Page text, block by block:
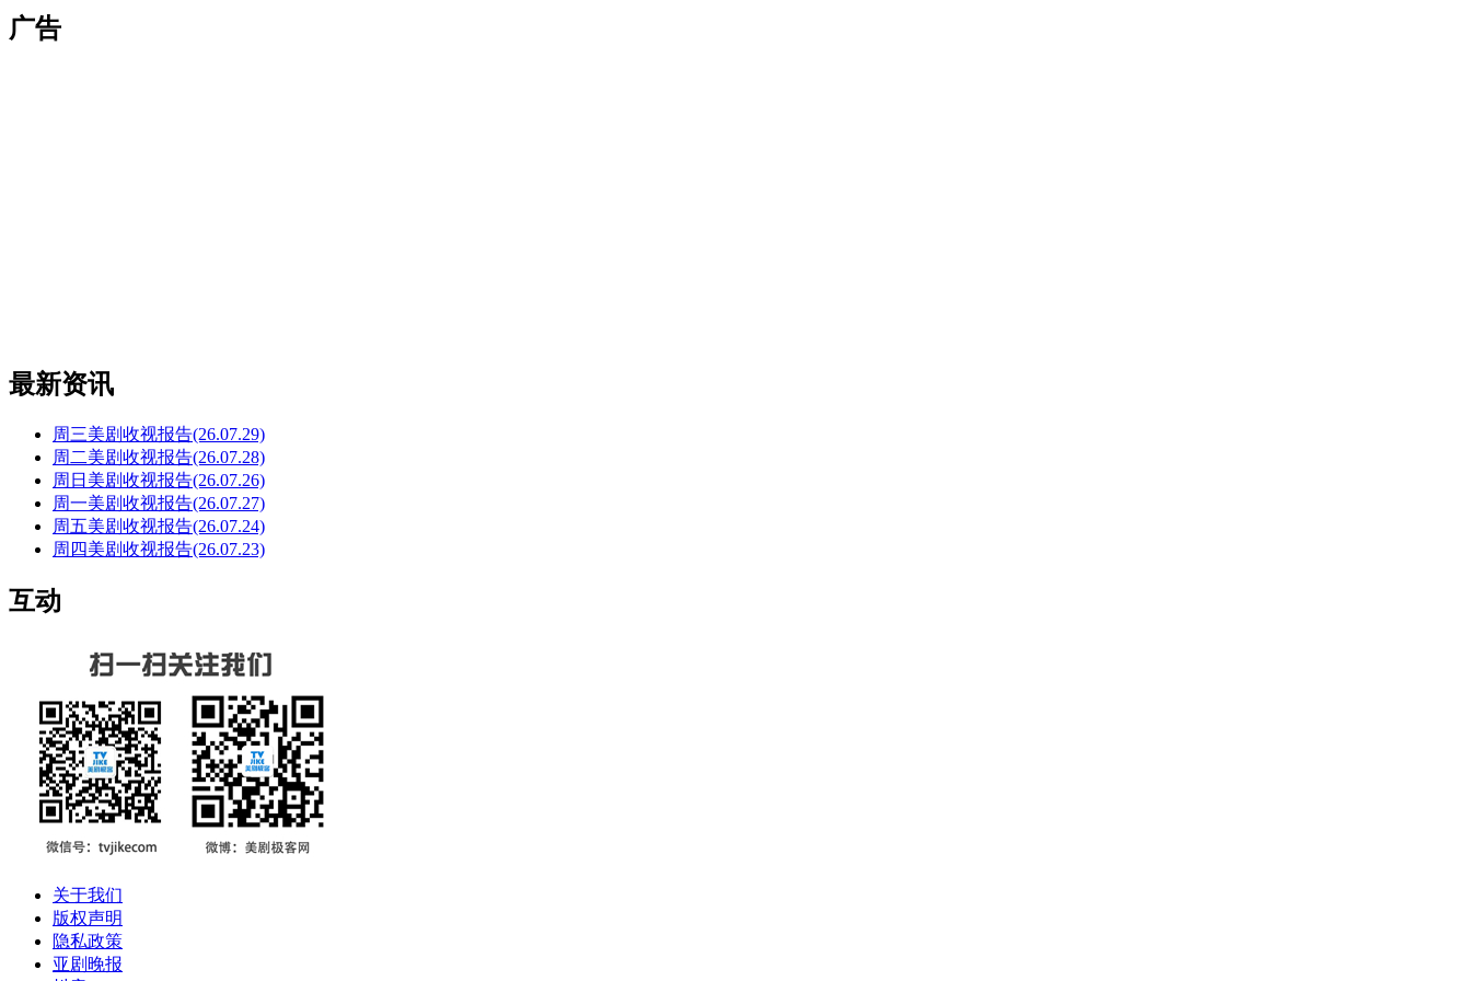
广告
最新资讯
周三美剧收视报告(26.07.29)
周二美剧收视报告(26.07.28)
周日美剧收视报告(26.07.26)
周一美剧收视报告(26.07.27)
周五美剧收视报告(26.07.24)
周四美剧收视报告(26.07.23)
互动
关于我们
版权声明
隐私政策
亚剧晚报